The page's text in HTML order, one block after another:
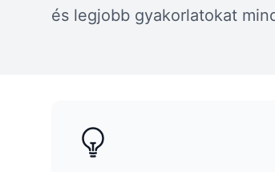
és legjobb gyakorlatokat